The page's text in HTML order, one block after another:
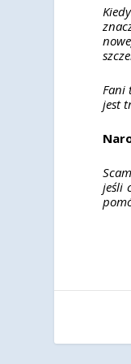
Fani
jest
jeśli